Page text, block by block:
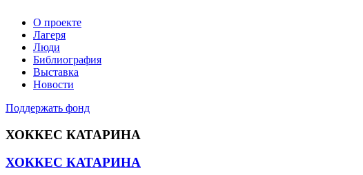
О проекте
Лагеря
Люди
Библиография
Выставка
Новости
Поддержать фонд
ХОККЕС КАТАРИНА
ХОККЕС КАТАРИНА